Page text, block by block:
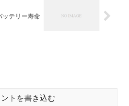
ッテリー寿命
ントを書き込む